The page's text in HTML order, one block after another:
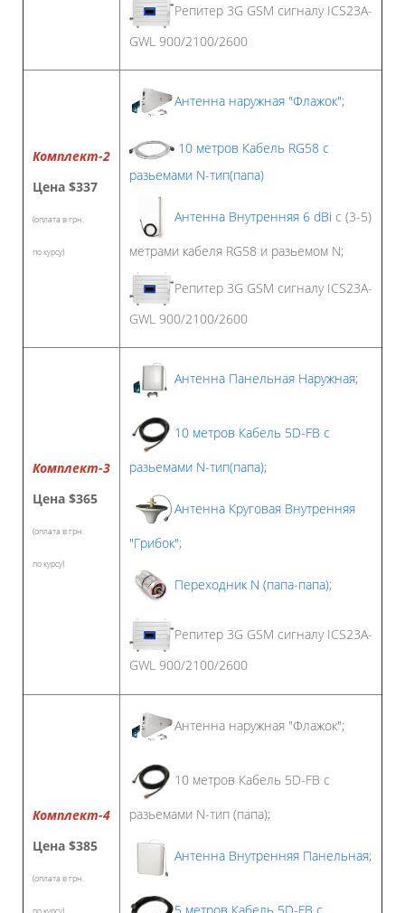
Репитер 3G GSM сигналу ICS23A-
GWL 900/2100/2600
Комплект-2
Цена $337
(оплата в грн.
по курсу)
Антенна наружная "Флажок";
10 метров Кабель RG58 с
разьемами N-тип(папа)
Антенна Внутренняя 6 dBi с (3-5)
метрами кабеля RG58 и разьемом N;
Репитер 3G GSM сигналу ICS23A-
GWL 900/2100/2600
Комплект-3
Цена $365
(оплата в грн.
по курсу)
Антенна Панельная Наружная;
10 метров Кабель 5D-FB с
разьемами N-тип(папа);
Антенна Круговая Внутренняя
"Грибок";
Переходник N (папа-папа);
Репитер 3G GSM сигналу ICS23A-
GWL 900/2100/2600
Комплект-4
Цена $385
(оплата в грн.
Антенна наружная "Флажок";
10 метров Кабель 5D-FB с
разьемами N-тип (папа);
Антенна Внутренняя Панельная;